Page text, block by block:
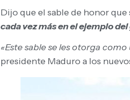
Dijo que el sable de honor
cada vez más en el ejemplo
«Este sable se les otorga
presidente Maduro a los